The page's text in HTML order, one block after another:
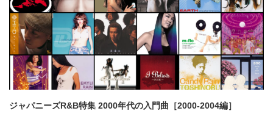
ジャパニーズR&B特集 2000年代の入門曲［2000-2004編］